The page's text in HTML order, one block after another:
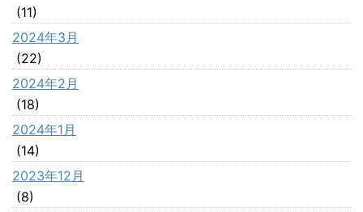
(11)
2024年3月
(22)
2024年2月
(18)
2024年1月
(14)
2023年12月
(8)